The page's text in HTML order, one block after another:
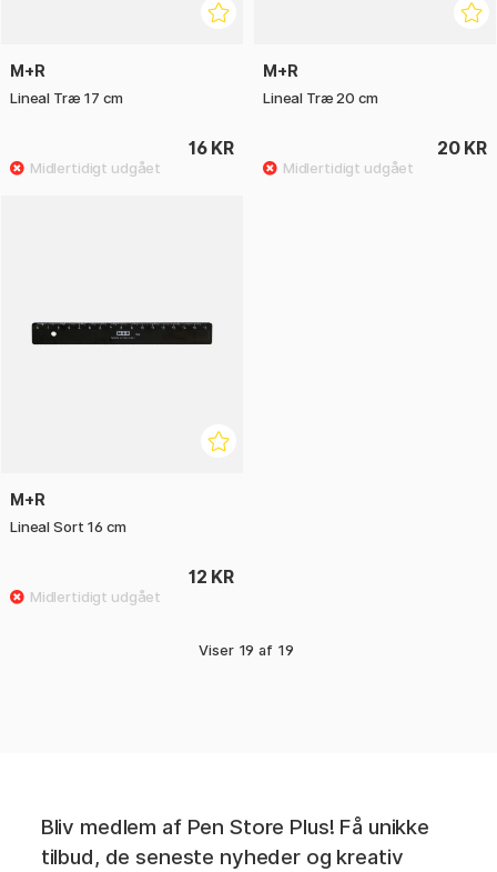
M+R
Lineal Træ 17 cm
16 KR
M+R
Lineal Træ 20 cm
20 KR
M+R
Lineal Sort 16 cm
12 KR
Viser 19 af 19
Bliv medlem af Pen Store Plus! Få unikke
tilbud, de seneste nyheder og kreativ